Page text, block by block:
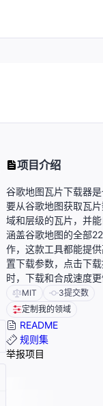
项目介绍
谷歌地图瓦片下载器
要从谷歌地图获取瓦
域和层级的瓦片，并
涵盖谷歌地图的全部
作，这款工具都能提
置下载参数，点击下
时，下载和合成速度
MIT 3提交数
定制我的领域
README
规则集
举报项目